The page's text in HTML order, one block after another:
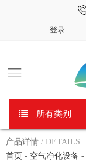
登录
所有类别
产品详情 / DETAILS
首页 - 空气净化设备 -